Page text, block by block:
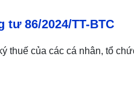
tư 86/2024/TT-BTC
thuế của các cá nhân, tổ